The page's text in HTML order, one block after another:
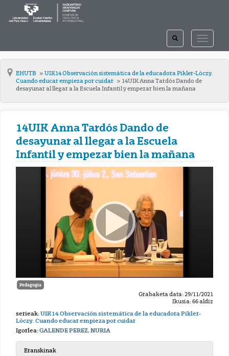
TOGGLE
TOGGLE
SEARCH
EHUTB
UIK14 Observación sistemática de la educadora Pikler-Lóczy.
Cuando educar empieza por cuidar
14UIK Anna Tardós Dando de
desayunar al llegar a la Escuela Infantil y empezar bien la mañana
14UIK Anna Tardós Dando de
desayunar al llegar a la Escuela
Infantil y empezar bien la mañana
Pedagogia
Grabaketa data: 29/11/2021
Ikusia: 66 aldiz
serieak:UIK14 Observación sistemática de la educadora Pikler-
Lóczy. Cuando educar empieza por cuidar
Igorlea:GALENDE PEREZ, NURIA
Eranskinak